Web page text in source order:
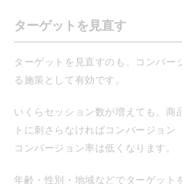
ターゲットを見直す
ターゲットを見直すのも、コンバー
る施策として有効です。
いくらセッション数が増えても、商
トに刺さらなければコンバージョン
コンバージョン率は低くなります。
年齢・性別・地域などでターゲット